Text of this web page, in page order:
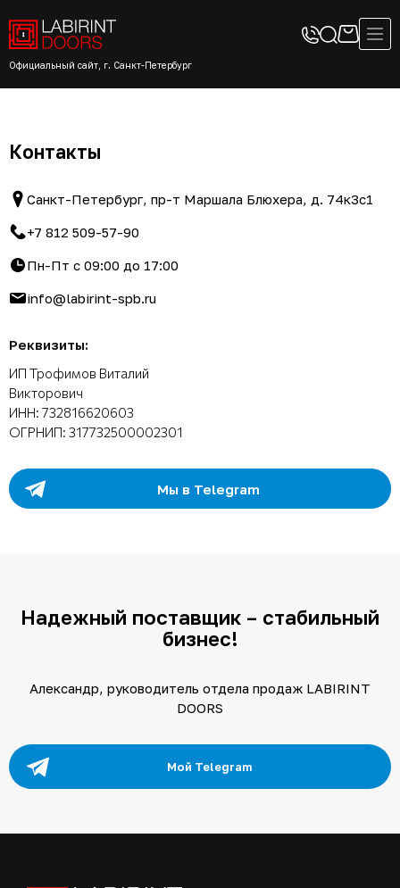
Официальный сайт, г. Санкт-Петербург
Контакты
Санкт-Петербург, пр-т Маршала Блюхера, д. 74к3с1
+7 812 509-57-90
Пн-Пт с 09:00 до 17:00
info@labirint-spb.ru
Реквизиты:
ИП Трофимов Виталий
Викторович
ИНН: 732816620603
ОГРНИП: 317732500002301
Мы в Telegram
Надежный поставщик – стабильный
бизнес!
Александр, руководитель отдела продаж LABIRINT
DOORS
Мой Telegram